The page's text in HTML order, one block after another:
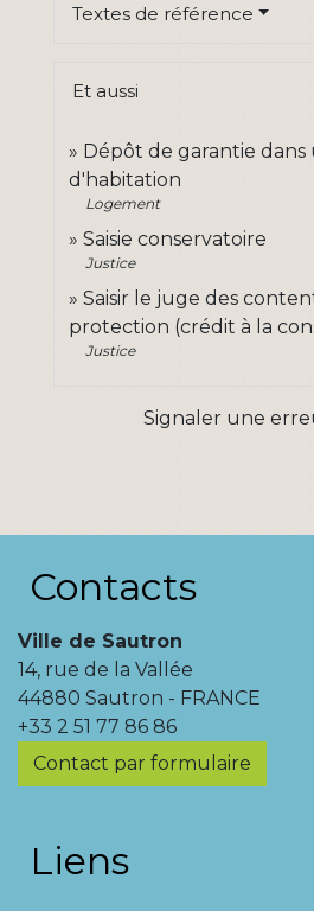
Textes de référence
Et aussi
Dépôt de garantie dans
d'habitation
Logement
Saisie conservatoire
Justice
Saisir le juge des
protection (crédit à la
Justice
Signaler une
Contacts
Ville de Sautron
14, rue de la Vallée
44880 Sautron - FRANCE
+33 2 51 77 86 86
Contact par formulaire
Liens